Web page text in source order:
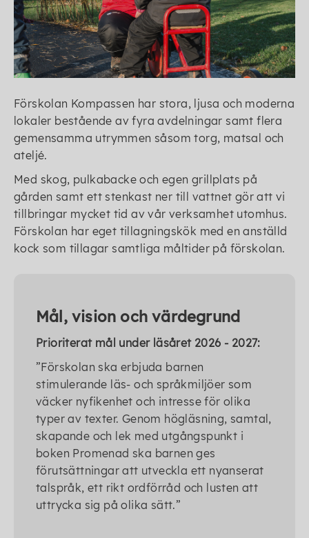
Förskolan Kompassen har stora, ljusa och moderna
lokaler bestående av fyra avdelningar samt flera
gemensamma utrymmen såsom torg, matsal och
ateljé.
Med skog, pulkabacke och egen grillplats på
gården samt ett stenkast ner till vattnet gör att vi
tillbringar mycket tid av vår verksamhet utomhus.
Förskolan har eget tillagningskök med en anställd
kock som tillagar samtliga måltider på förskolan.
Mål, vision och värdegrund
Prioriterat mål under läsåret 2026 - 2027:
”Förskolan ska erbjuda barnen
stimulerande läs- och språkmiljöer som
väcker nyfikenhet och intresse för olika
typer av texter. Genom högläsning, samtal,
skapande och lek med utgångspunkt i
boken Promenad ska barnen ges
förutsättningar att utveckla ett nyanserat
talspråk, ett rikt ordförråd och lusten att
uttrycka sig på olika sätt.”